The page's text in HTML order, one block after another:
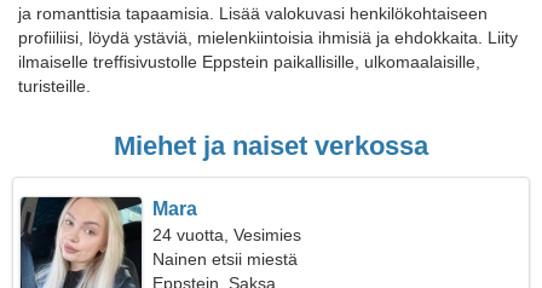
ja romanttisia tapaamisia. Lisää valokuvasi henkilökohtaiseen
profiiliisi, löydä ystäviä, mielenkiintoisia ihmisiä ja ehdokkaita. Liity
ilmaiselle treffisivustolle Eppstein paikallisille, ulkomaalaisille,
turisteille.
Miehet ja naiset verkossa
Mara
24 vuotta, Vesimies
Nainen etsii miestä
Eppstein, Saksa